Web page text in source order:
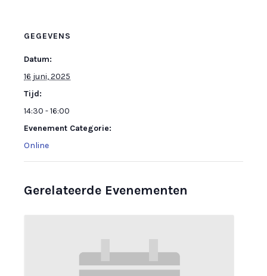
GEGEVENS
Datum:
16 juni, 2025
Tijd:
14:30 - 16:00
Evenement Categorie:
Online
Gerelateerde Evenementen